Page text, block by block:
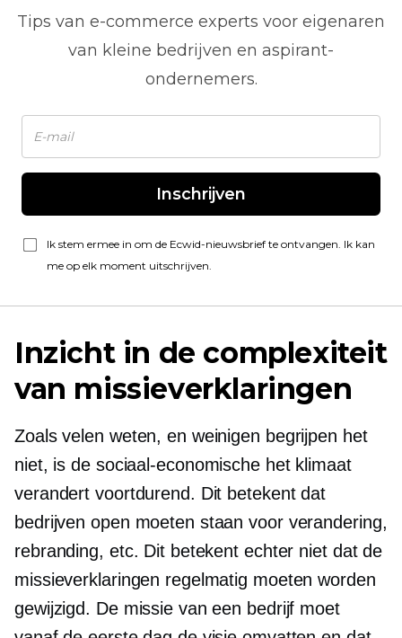
Tips van e-commerce experts voor eigenaren
van kleine bedrijven en aspirant-
ondernemers.
Inschrijven
Ik stem ermee in om de Ecwid-nieuwsbrief te ontvangen. Ik kan
me op elk moment uitschrijven.
Inzicht in de complexiteit
van missieverklaringen
Zoals velen weten, en weinigen begrijpen het
niet, is de sociaal-economischehet klimaat
verandert voortdurend. Dit betekent dat
bedrijven open moeten staan ​​voor verandering,
rebranding, etc. Dit betekent echter niet dat de
missieverklaringen regelmatig moeten worden
gewijzigd. De missie van een bedrijf moet